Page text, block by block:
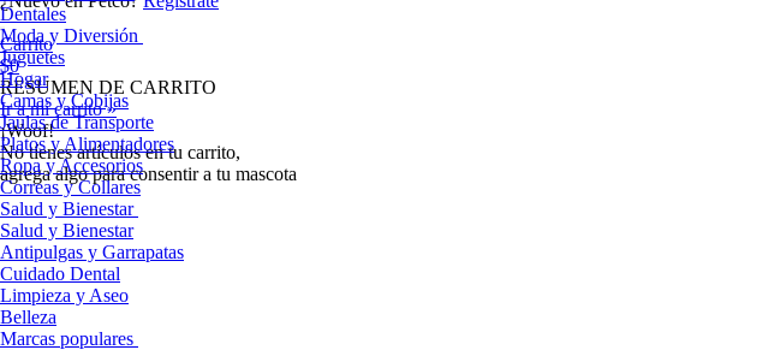
Carrito
$0
RESUMEN DE CARRITO
Ir a mi carrito »
¡Woof!
No tíenes artículos en tu carrito,
agrega algo para consentir a tu mascota
Dentales
Moda y Diversión
Juguetes
Hogar
Camas y Cobijas
Jaulas de Transporte
Platos y Alimentadores
Ropa y Accesorios
Correas y Collares
Salud y Bienestar
Salud y Bienestar
Antipulgas y Garrapatas
Cuidado Dental
Limpieza y Aseo
Belleza
Marcas populares